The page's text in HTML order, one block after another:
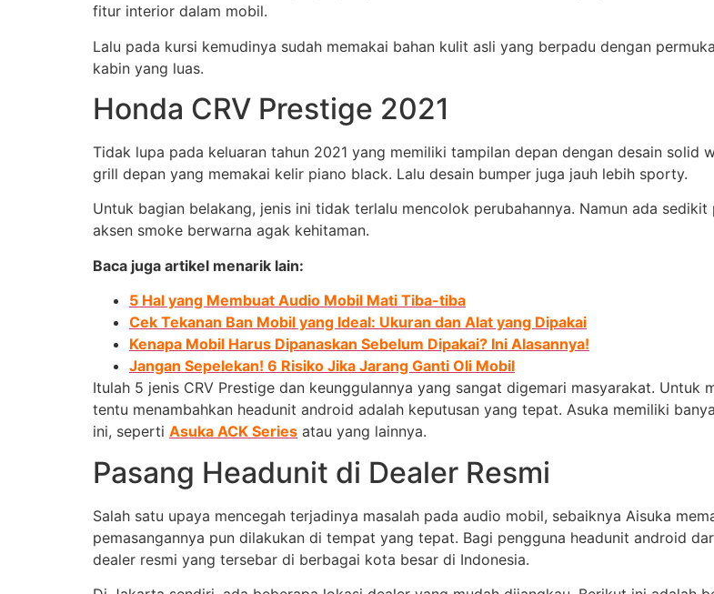
fitur interior dalam mobil.
Lalu pada kursi kemudinya sudah memakai bahan kulit asli yang berpadu dengan
kabin yang luas.
Honda CRV Prestige 2021
Tidak lupa pada keluaran tahun 2021 yang memiliki tampilan depan dengan desain
grill depan yang memakai kelir piano black. Lalu desain bumper juga jauh lebih sporty.
Untuk bagian belakang, jenis ini tidak terlalu mencolok perubahannya. Namun ada
aksen smoke berwarna agak kehitaman.
Baca juga artikel menarik lain:
5 Hal yang Membuat Audio Mobil Mati Tiba-tiba
Cek Tekanan Ban Mobil yang Ideal: Ukuran dan Alat yang Dipakai
Kenapa Mobil Harus Dipanaskan Sebelum Dipakai? Ini Alasannya!
Jangan Sepelekan! 6 Risiko Jika Jarang Ganti Oli Mobil
Itulah 5 jenis CRV Prestige dan keunggulannya yang sangat digemari masyarakat. Untuk
tentu menambahkan headunit android adalah keputusan yang tepat. Asuka memiliki
ini, seperti Asuka ACK Series atau yang lainnya.
Pasang Headunit di Dealer Resmi
Salah satu upaya mencegah terjadinya masalah pada audio mobil, sebaiknya Aisuka
pemasangannya pun dilakukan di tempat yang tepat. Bagi pengguna headunit android
dealer resmi yang tersebar di berbagai kota besar di Indonesia.